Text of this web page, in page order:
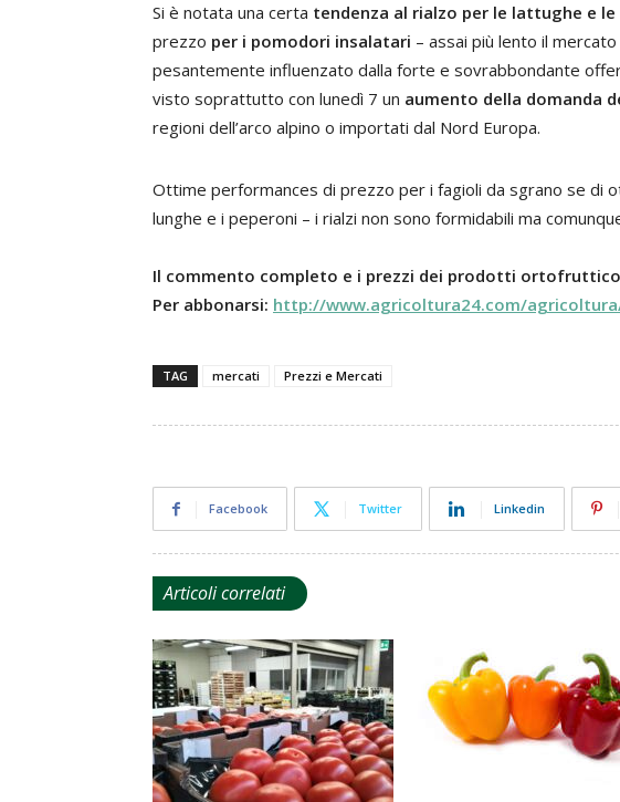
Si è notata una certa tendenza al rialzo per le lattughe e le
prezzo per i pomodori insalatari – assai più lento il
pesantemente influenzato dalla forte e sovrabbondante
visto soprattutto con lunedì 7 un aumento della domanda
regioni dell’arco alpino o importati dal Nord Europa.
Ottime performances di prezzo per i fagioli da sgrano se di
lunghe e i peperoni – i rialzi non sono formidabili ma
Il commento completo e i prezzi dei prodotti
Per abbonarsi: http://www.agricoltura24.com/
TAG mercati Prezzi e Mercati
Facebook Twitter Linkedin
Articoli correlati